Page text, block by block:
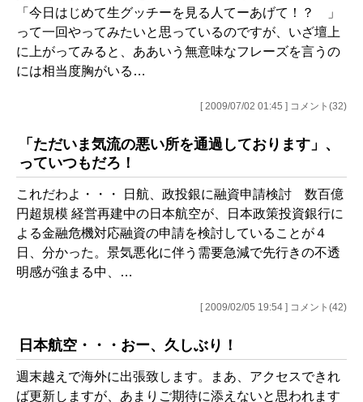
「今日はじめて生グッチーを見る人てーあげて！？ 」
って一回やってみたいと思っているのですが、いざ壇上
に上がってみると、ああいう無意味なフレーズを言うの
には相当度胸がいる…
[ 2009/07/02 01:45 ] コメント(32)
「ただいま気流の悪い所を通過しております」、
っていつもだろ！
これだわよ・・・ 日航、政投銀に融資申請検討 数百億
円超規模 経営再建中の日本航空が、日本政策投資銀行に
よる金融危機対応融資の申請を検討していることが４
日、分かった。景気悪化に伴う需要急減で先行きの不透
明感が強まる中、…
[ 2009/02/05 19:54 ] コメント(42)
日本航空・・・おー、久しぶり！
週末越えで海外に出張致します。まあ、アクセスできれ
ば更新しますが、あまりご期待に添えないと思われます